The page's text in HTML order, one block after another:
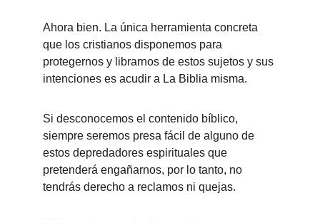
Ahora bien. La única herramienta concreta
que los cristianos disponemos para
protegernos y librarnos de estos sujetos y sus
intenciones es acudir a La Biblia misma.
Si desconocemos el contenido bíblico,
siempre seremos presa fácil de alguno de
estos depredadores espirituales que
pretenderá engañarnos, por lo tanto, no
tendrás derecho a reclamos ni quejas.